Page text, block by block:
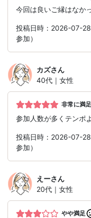
今回は良いご縁はなか
投稿日時：2026-07-
参加）
カズさん
40代｜女性
非常に満足
参加人数が多くテンポ
投稿日時：2026-07-
参加）
えーさん
20代｜女性
やや満足